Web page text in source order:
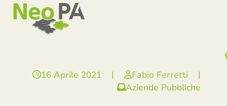
SkipOpen
mobile
menu
Close
mobile
menu
16 Aprile 2021 | Fabio Ferretti
|
Aziende Pubbliche